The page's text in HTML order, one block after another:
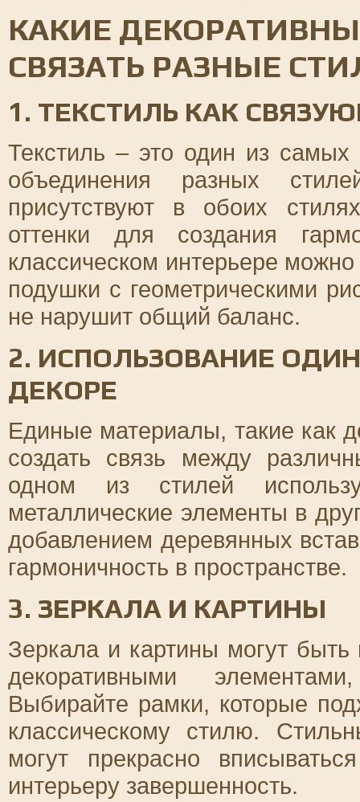
КАКИЕ
СВЯЗАТЬ РАЗНЫЕ
1. ТЕКСТИЛЬ КАК
Текстиль – это один из
объединения разных
присутствуют в обоих
оттенки для создания
классическом интерьере
подушки с геометрическими
не нарушит общий баланс.
2. ИСПОЛЬЗОВАНИЕ
ДЕКОРЕ
Единые материалы, такие как
создать связь между
одном из стилей
металлические элементы в
добавлением деревянных
гармоничность в пространстве.
3. ЗЕРКАЛА И КАРТИНЫ
Зеркала и картины могут
декоративными
Выбирайте рамки, которые
классическому стилю.
могут прекрасно
интерьеру завершенность.